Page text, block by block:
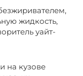
жидкость,
уайт-
на кузове